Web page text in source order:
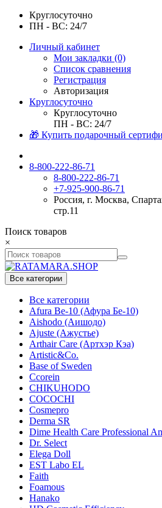
Круглосуточно
ПН - ВС: 24/7
Личный кабинет
Мои закладки (0)
Список сравнения
Регистрация
Авторизация
Круглосуточно
Круглосуточно
ПН - ВС: 24/7
🎁 Купить подарочный
8-800-222-86-71
8-800-222-86-71
+7-925-900-86-71
Россия, г. Москва,
стр.11
Поиск товаров
×
Все категории
Все категории
Afura Be-10 (Афура Бе-10)
Aishodo (Аишодо)
Ajuste (Ажустье)
Arthair Care (Артхэр Кэа)
Artistic&Co.
Base of Sweden
Ccorein
CHIKUHODO
COCOCHI
Cosmepro
Derma SR
Dime Health Care Professional
Dr. Select
Elega Doll
EST Labo EL
Faith
Foamous
Hanako